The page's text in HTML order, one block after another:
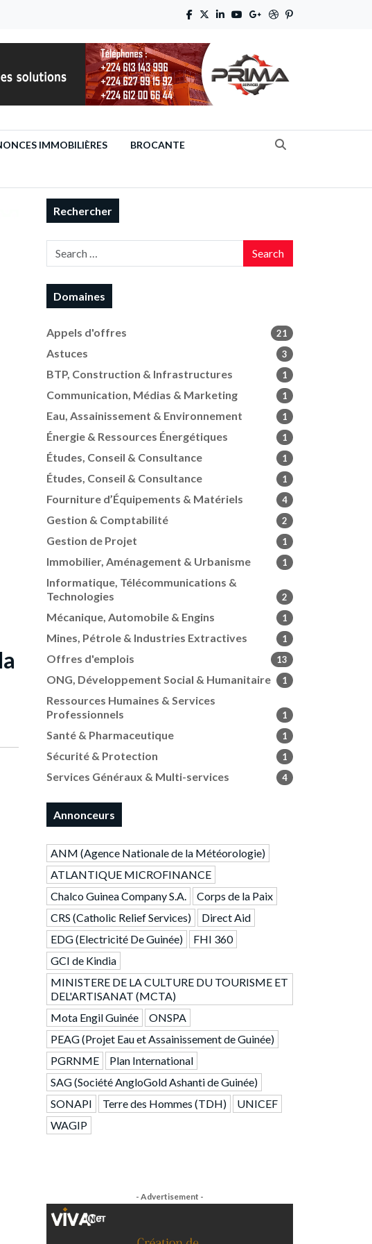
IMMOBILIÈRES BROCANTE
Rechercher
Search
Domaines
Appels d'offres 21
Astuces 3
BTP, Construction & Infrastructures 1
Communication, Médias & Marketing 1
Eau, Assainissement & Environnement 1
Énergie & Ressources Énergétiques 1
Études, Conseil & Consultance 1
Études, Conseil & Consultance 1
Fourniture d’Équipements & Matériels 4
Gestion & Comptabilité 2
Gestion de Projet 1
Immobilier, Aménagement & Urbanisme 1
Informatique, Télécommunications &
Technologies
2
Mécanique, Automobile & Engins 1
Mines, Pétrole & Industries Extractives 1
Offres d'emplois 13
ONG, Développement Social & Humanitaire 1
Ressources Humaines & Services
Professionnels
1
Santé & Pharmaceutique 1
Sécurité & Protection 1
Services Généraux & Multi-services 4
Annonceurs
ANM (Agence Nationale de la Météorologie)
ATLANTIQUE MICROFINANCE
Chalco Guinea Company S.A.
Corps de la Paix
CRS (Catholic Relief Services)
Direct Aid
EDG (Electricité De Guinée)
FHI 360
GCI de Kindia
MINISTERE DE LA CULTURE DU TOURISME ET
DEL'ARTISANAT (MCTA)
Mota Engil Guinée
ONSPA
PEAG (Projet Eau et Assainissement de Guinée)
PGRNME
Plan International
SAG (Société AngloGold Ashanti de Guinée)
SONAPI
Terre des Hommes (TDH)
UNICEF
WAGIP
- Advertisement -